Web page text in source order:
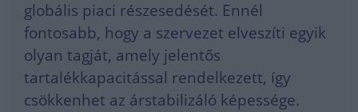
globális piaci részesedését. Ennél
fontosabb, hogy a szervezet elveszíti egyik
olyan tagját, amely jelentős
tartalékkapacitással rendelkezett, így
csökkenhet az árstabilizáló képessége.